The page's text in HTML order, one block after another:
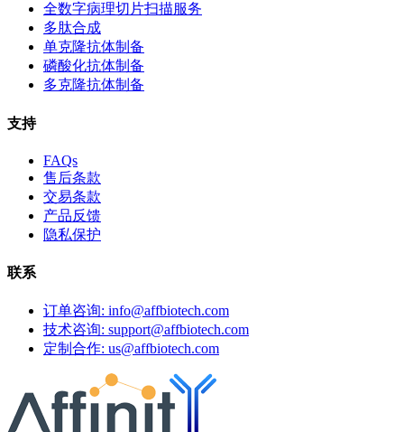
全数字病理切片扫描服务
多肽合成
单克隆抗体制备
磷酸化抗体制备
多克隆抗体制备
支持
FAQs
售后条款
交易条款
产品反馈
隐私保护
联系
订单咨询: info@affbiotech.com
技术咨询: support@affbiotech.com
定制合作: us@affbiotech.com